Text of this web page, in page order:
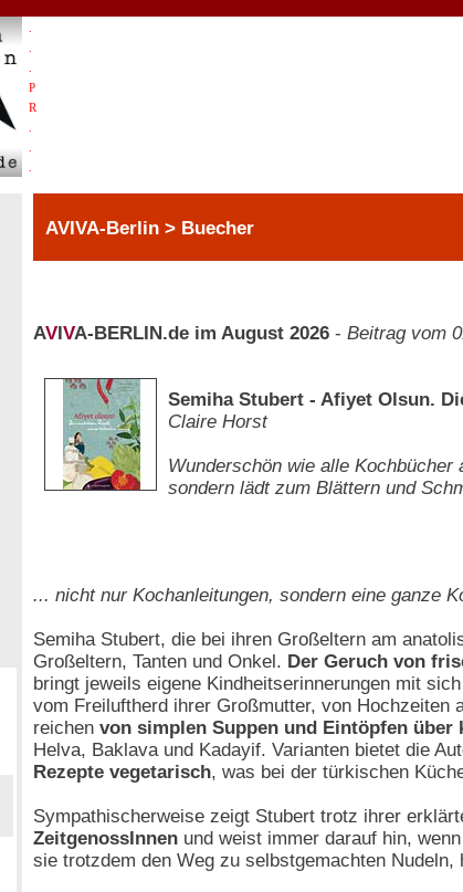
P
R
AVIVA-Berlin > Buecher
AV VA-BERLIN.de im August 2026 - Beitrag vom
Semiha Stubert - Afiyet Olsun.
Claire Horst
Wunderschön wie alle
sondern lädt zum Blättern und
... nicht nur Kochanleitungen, sondern eine ganze
Semiha Stubert, die bei ihren Großeltern am
Großeltern, Tanten und Onkel. Der Geruch von
bringt jeweils eigene Kindheitserinnerungen mit
vom Freiluftherd ihrer Großmutter, von Hochzeiten
reichen von simplen Suppen und Eintöpfen
Helva, Baklava und Kadayif. Varianten bietet die
Rezepte vegetarisch, was bei der türkischen
Sympathischerweise zeigt Stubert trotz ihrer
ZeitgenossInnen und weist immer darauf hin,
sie trotzdem den Weg zu selbstgemachten